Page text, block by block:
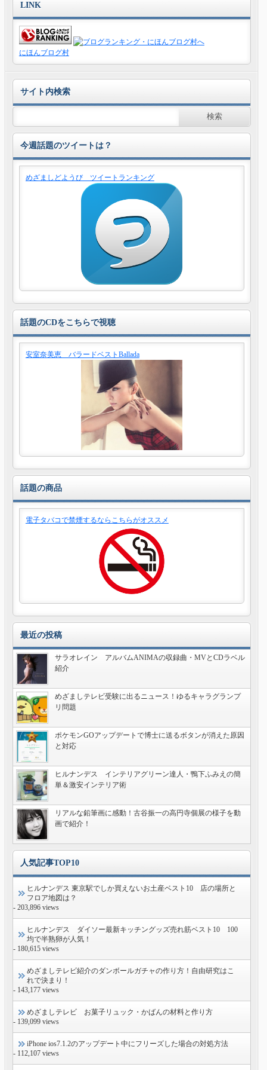
LINK
にほんブログ村
サイト内検索
今週話題のツイートは？
めざましどようび ツイートランキング
話題のCDをこちらで視聴
安室奈美恵 バラードベストBallada
話題の商品
電子タバコで禁煙するならこちらがオススメ
最近の投稿
サラオレイン アルバムANIMAの収録曲・MVとCDラベル
紹介
めざましテレビ受験に出るニュース！ゆるキャラグランプ
リ問題
ポケモンGOアップデートで博士に送るボタンが消えた原因
と対応
ヒルナンデス インテリアグリーン達人・鴨下ふみえの簡
単＆激安インテリア術
リアルな鉛筆画に感動！古谷振一の高円寺個展の様子を動
画で紹介！
人気記事TOP10
ヒルナンデス 東京駅でしか買えないお土産ベスト10 店の場所と
フロア地図は？
- 203,896 views
ヒルナンデス ダイソー最新キッチングッズ売れ筋ベスト10 100
均で半熟卵が人気！
- 180,615 views
めざましテレビ紹介のダンボールガチャの作り方！自由研究はこ
れで決まり！
- 143,177 views
めざましテレビ お菓子リュック・かばんの材料と作り方
- 139,099 views
iPhone ios7.1.2のアップデート中にフリーズした場合の対処方法
- 112,107 views